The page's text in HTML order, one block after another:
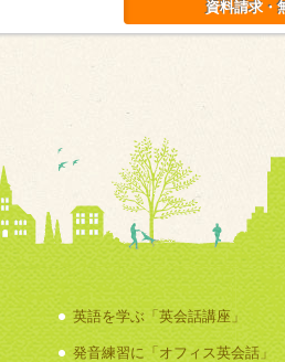
資料請求・
英語を学ぶ「英会話講座」
発音練習に「オフィス英会話」